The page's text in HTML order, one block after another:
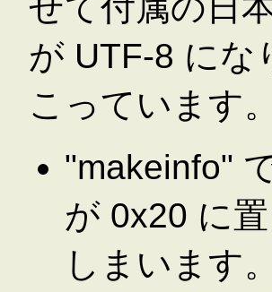
せて付属の日
が UTF-8 にな
こっています。
"makeinfo"
が 0x20 に
しまいます